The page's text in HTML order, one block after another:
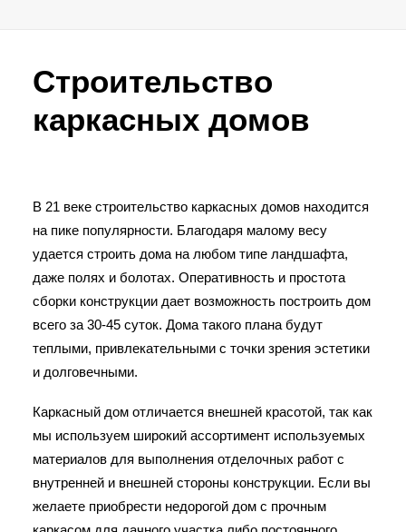
Строительство
каркасных домов
В 21 веке строительство каркасных домов находится
на пике популярности. Благодаря малому весу
удается строить дома на любом типе ландшафта,
даже полях и болотах. Оперативность и простота
сборки конструкции дает возможность построить дом
всего за 30-45 суток. Дома такого плана будут
теплыми, привлекательными с точки зрения эстетики
и долговечными.
Каркасный дом отличается внешней красотой, так как
мы используем широкий ассортимент используемых
материалов для выполнения отделочных работ с
внутренней и внешней стороны конструкции. Если вы
желаете приобрести недорогой дом с прочным